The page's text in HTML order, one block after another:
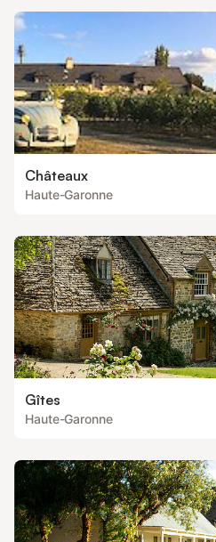
Châteaux
Haute-Garonne
Gîtes
Haute-Garonne